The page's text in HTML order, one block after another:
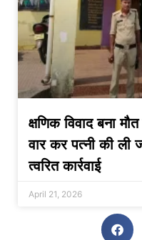
क्षणिक विवाद बना
वार कर पत्नी की ली
त्वरित कार्रवाई
April 21, 2026